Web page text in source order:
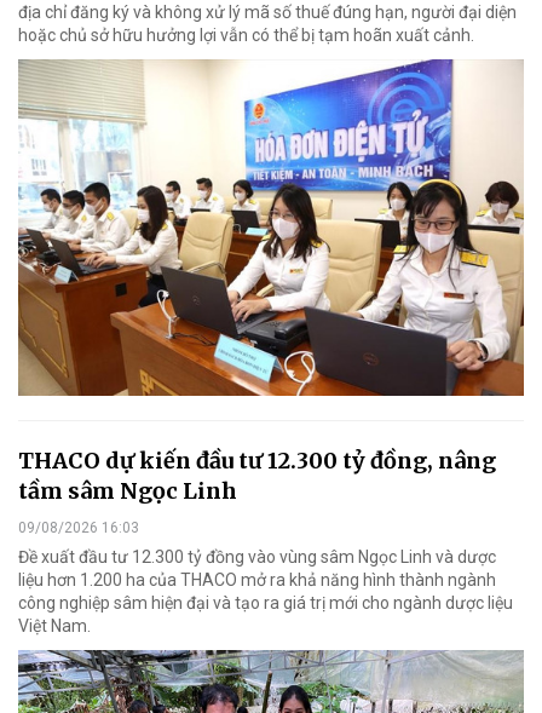
địa chỉ đăng ký và không xử lý mã số thuế đúng hạn, người đại diện
hoặc chủ sở hữu hưởng lợi vẫn có thể bị tạm hoãn xuất cảnh.
THACO dự kiến đầu tư 12.300 tỷ đồng, nâng
tầm sâm Ngọc Linh
09/08/2026 16:03
Đề xuất đầu tư 12.300 tỷ đồng vào vùng sâm Ngọc Linh và dược
liệu hơn 1.200 ha của THACO mở ra khả năng hình thành ngành
công nghiệp sâm hiện đại và tạo ra giá trị mới cho ngành dược liệu
Việt Nam.